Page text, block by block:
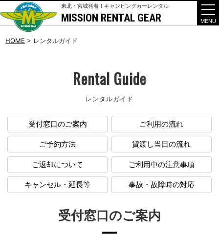
東北・宮城発着！キャンピングカーレンタル
MISSION RENTAL GEAR
t
o
o
HOME > レンタルガイド
Rental Guide
レンタルガイド
受付窓口のご案内 ご利用の流れ
ご予約方法 貸渡し当日の流れ
ご返却について ご利用中の注意事項
キャンセル・延長等 事故・故障時の対応
受付窓口のご案内